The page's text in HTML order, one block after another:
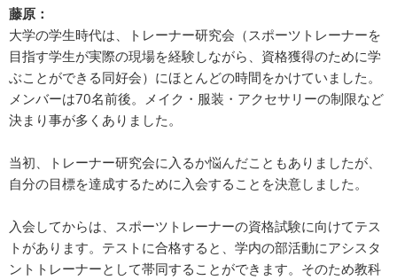
藤原：
大学の学生時代は、トレーナー研究会（スポーツトレーナーを
目指す学生が実際の現場を経験しながら、資格獲得のために学
ぶことができる同好会）にほとんどの時間をかけていました。
メンバーは70名前後。メイク・服装・アクセサリーの制限など
決まり事が多くありました。
当初、トレーナー研究会に入るか悩んだこともありましたが、
自分の目標を達成するために入会することを決意しました。
入会してからは、スポーツトレーナーの資格試験に向けてテス
トがあります。テストに合格すると、学内の部活動にアシスタ
ントトレーナーとして帯同することができます。そのため教科